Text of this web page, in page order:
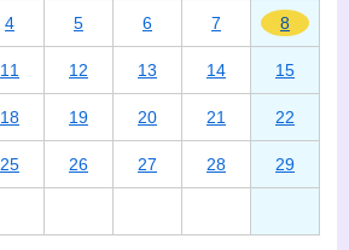
4 5 6 7 8
11 12 13 14 15
18 19 20 21 22
25 26 27 28 29